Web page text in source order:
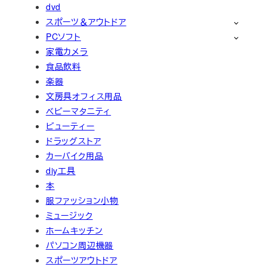
dvd
スポーツ＆アウトドア
PCソフト
家電カメラ
食品飲料
楽器
文房具オフィス用品
ベビーマタニティ
ビューティー
ドラッグストア
カーバイク用品
diy工具
本
服ファッション小物
ミュージック
ホームキッチン
パソコン周辺機器
スポーツアウトドア